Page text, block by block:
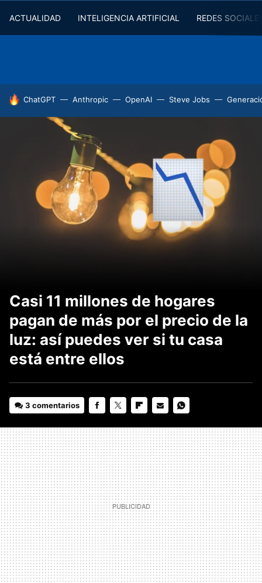
ACTUALIDAD INTELIGENCIA ARTIFICIAL REDES
HOY SE HABLA DE
ChatGPT Anthropic OpenAI Steve Jobs
Casi 11 millones de hogares
pagan de más por el precio de la
luz: así puedes ver si tu casa
está entre ellos
3 comentarios
MAIL